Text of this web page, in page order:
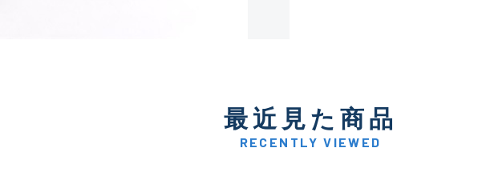
C-
い品
最近見た商品
RECENTLY VIEWED